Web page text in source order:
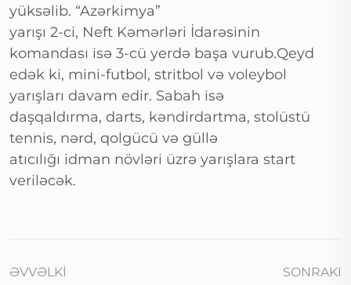
yüksəlib. “Azərkimya”
yarışı 2-ci, Neft Kəmərləri İdarəsinin
komandası isə 3-cü yerdə başa vurub.Qeyd
edək ki, mini-futbol, stritbol və voleybol
yarışları davam edir. Sabah isə
daşqaldırma, darts, kəndirdartma, stolüstü
tennis, nərd, qolgücü və güllə
atıcılığı idman növləri üzrə yarışlara start
veriləcək.
ƏVVƏLKI
SONRAKI